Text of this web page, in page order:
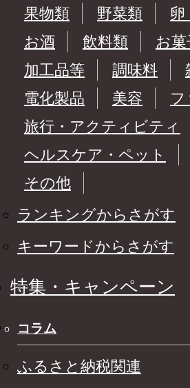
果物類
野菜類
卵
お酒
飲料類 お菓
加工品等
調味料
電化製品
美容
フ
旅行・アクティビティ
ヘルスケア・ペット
その他
ランキングからさがす
キーワードからさがす
特集・キャンペーン
コラム
ふるさと納税関連